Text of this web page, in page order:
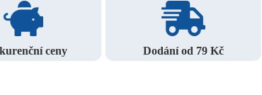
ceny Dodání od 79 Kč